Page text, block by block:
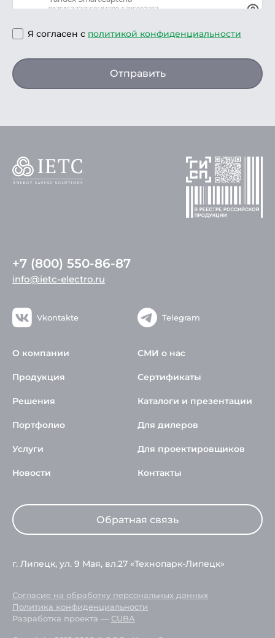
Я согласен с политикой конфиденциальности
Отправить
+7 (800) 550-86-87
info@ietc-electro.ru
Vkontakte Telegram
О компании
Продукция
Решения
Портфолио
Услуги
Новости
СМИ о нас
Сертификаты
Каталоги и презентации
Для дилеров
Для проектировщиков
Контакты
Обратная связь
г. Липецк, ул. 9 Мая, вл.27 «Технопарк-Липецк»
Согласие на обработку персональных данных
Политика конфиденциальности
Разработка проекта — CUBA